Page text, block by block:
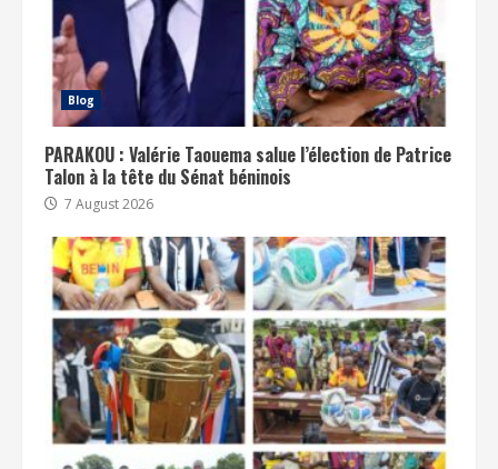
Blog
PARAKOU : Valérie Taouema salue l’élection de Patrice
Talon à la tête du Sénat béninois
7 August 2026